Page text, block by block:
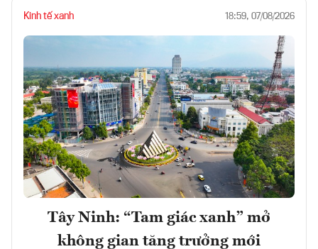
Kinh tế xanh 18:59, 07/08/2026
Tây Ninh: “Tam giác xanh” mở
không gian tăng trưởng mới